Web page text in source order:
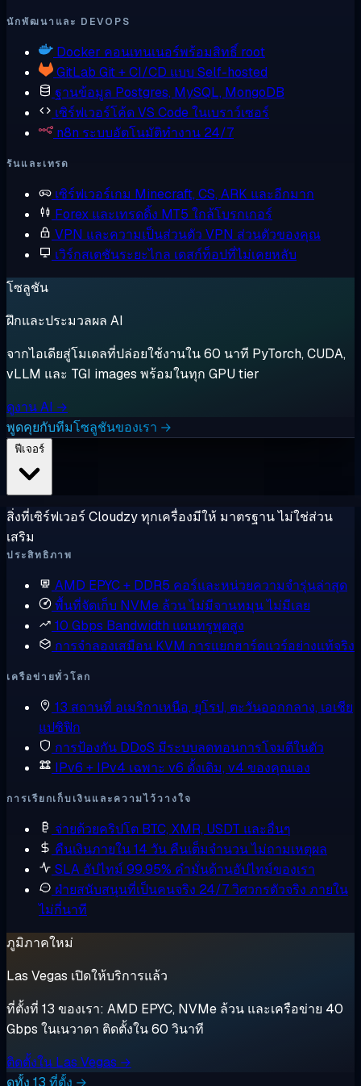
นักพัฒนาและ DEVOPS
Docker คอนเทนเนอร์พร้อมสิทธิ์ root
GitLab Git + CI/CD แบบ Self-hosted
ฐานข้อมูล Postgres, MySQL, MongoDB
เซิร์ฟเวอร์โค้ดVS Code ในเบราว์เซอร์
n8n ระบบอัตโนมัติทำงาน 24/7
รันและเทรด
เซิร์ฟเวอร์เกม Minecraft, CS, ARK และอีกมาก
Forex และเทรดดิ้ง MT5 ใกล้โบรกเกอร์
VPN และความเป็นส่วนตัว VPN ส่วนตัวของคุณ
เวิร์กสเตชันระยะไกล เดสก์ท็อปที่ไม่เคยหลับ
โซลูชัน
ฝึกและประมวลผล AI
จากไอเดียสู่โมเดลที่ปล่อยใช้งานใน 60 นาที PyTorch, CUDA,
vLLM และ TGI images พร้อมในทุก GPU tier
ดูงาน AI →
พูดคุยกับทีมโซลูชันของเรา →
สิ่งที่เซิร์ฟเวอร์ Cloudzy ทุกเครื่องมีให้ มาตรฐาน ไม่ใช่ส่วน
เสริม
ประสิทธิภาพ
AMD EPYC + DDR5 คอร์และหน่วยความจำรุ่นล่าสุด
พื้นที่จัดเก็บ NVMe ล้วนไม่มีจานหมุน ไม่มีเลย
10 Gbps Bandwidth แผนทรูพุตสูง
การจำลองเสมือน KVM การแยกฮาร์ดแวร์อย่างแท้จริง
เครือข่ายทั่วโลก
13 สถานที่ อเมริกาเหนือ, ยุโรป, ตะวันออกกลาง, เอเชีย
แปซิฟิก
การป้องกัน DDoS มีระบบลดทอนการโจมตีในตัว
IPv6 + IPv4 เฉพาะ v6 ดั้งเดิม, v4 ของคุณเอง
การเรียกเก็บเงินและความไว้วางใจ
จ่ายด้วยคริปโต BTC, XMR, USDT และอื่นๆ
คืนเงินภายใน 14 วัน คืนเต็มจำนวน ไม่ถามเหตุผล
SLA อัปไทม์ 99.95% คำมั่นด้านอัปไทม์ของเรา
ฝ่ายสนับสนุนที่เป็นคนจริง 24/7วิศวกรตัวจริง ภายใน
ไม่กี่นาที
ภูมิภาคใหม่
Las Vegas เปิดให้บริการแล้ว
ที่ตั้งที่ 13 ของเรา: AMD EPYC, NVMe ล้วน และเครือข่าย 40
Gbps ในเนวาดา ติดตั้งใน 60 วินาที
ติดตั้งใน Las Vegas →
ดูทั้ง 13 ที่ตั้ง →